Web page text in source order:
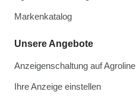
Markenkatalog
Unsere Angebote
Anzeigenschaltung auf Agroline
Ihre Anzeige einstellen